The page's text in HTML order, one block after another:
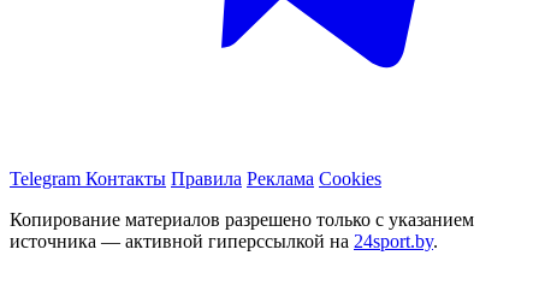
Telegram Контакты Правила Реклама Cookies
Копирование материалов разрешено только с указанием
источника — активной гиперссылкой на 24sport.by.